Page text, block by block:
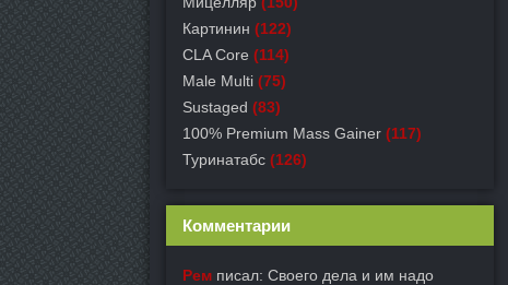
Картинин (122)
CLA Core (114)
Male Multi (75)
Sustaged (83)
100% Premium Mass Gainer (117)
Туринатабс (126)
Комментарии
Рем писал: Своего дела и им надо